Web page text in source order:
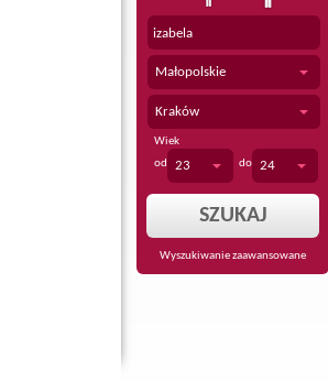
Małopolskie
Kraków
Wiek
od
23 do 24
Wyszukiwanie zaawansowane